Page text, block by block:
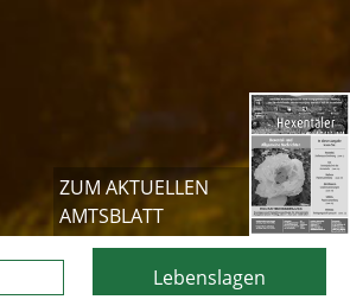
ZUM AKTUELLEN
AMTSBLATT
Lebenslagen